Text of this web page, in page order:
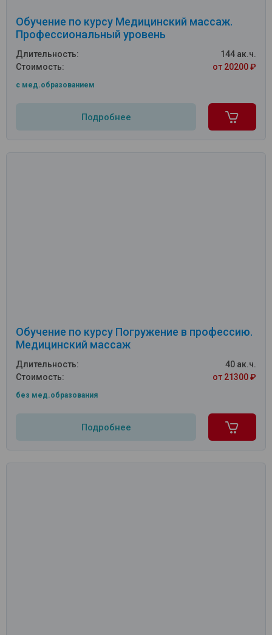
Обучение по курсу Медицинский массаж.
Профессиональный уровень
Длительность:
144 ак.ч.
Стоимость:
от 20200 ₽
c мед.образованием
Подробнее
Обучение по курсу Погружение в профессию.
Медицинский массаж
Длительность:
40 ак.ч.
Стоимость:
от 21300 ₽
без мед.образования
Подробнее